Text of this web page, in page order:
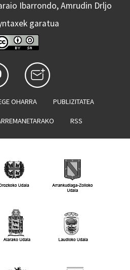
Ibarrondo, Amrudin Drljo
garatua
OHARRA PUBLIZITATEA
RSS